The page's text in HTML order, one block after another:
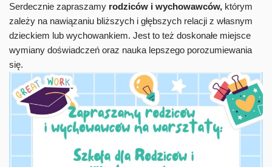
Serdecznie zapraszamy rodziców i wychowawców, którym
zależy na nawiązaniu bliższych i głębszych relacji z własnym
dzieckiem lub wychowankiem. Jest to też doskonałe miejsce
wymiany doświadczeń oraz nauka lepszego porozumiewania
się.